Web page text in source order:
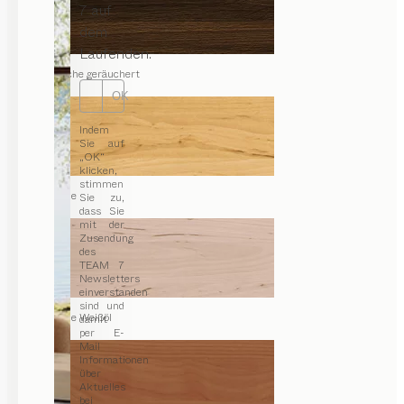
7 auf
dem
Laufenden.
OK
Indem
Sie auf
„OK“
klicken,
stimmen
Sie zu,
dass Sie
mit der
Zusendung
des
TEAM 7
Newsletters
einverstanden
sind und
damit
per E-
Mail
Informationen
über
Aktuelles
bei
Eiche geräuchert
Erle
Erle Weißöl